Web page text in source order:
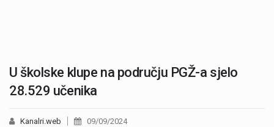
U školske klupe na području PGŽ-a sjelo
28.529 učenika
Kanalri.web 09/09/2024